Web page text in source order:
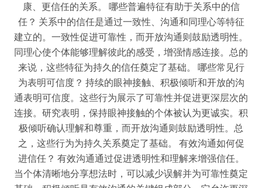
康、更信任的关系。 哪些普遍特征有助于关系中的信
任？ 关系中的信任是通过一致性、沟通和同理心等特征
建立的。一致性促进可靠性，而开放沟通则鼓励透明性。
同理心使个体能够理解彼此的感受，增强情感连接。总的
来说，这些特征为持久的信任奠定了基础。 哪些常见行
为表明可信度？ 持续的眼神接触、积极倾听和开放的沟
通表明可信度。这些行为展示了可靠性并促进更深层次的
连接。研究表明，保持眼神接触的个体被认为更诚实。积
极倾听确认理解和尊重，而开放沟通则鼓励透明性。总
之，这些行为为持久关系奠定了基础。 有效沟通如何促
进信任？ 有效沟通通过促进透明性和理解来增强信任。
当个体清晰地分享想法时，可以减少误解并为可靠性奠定